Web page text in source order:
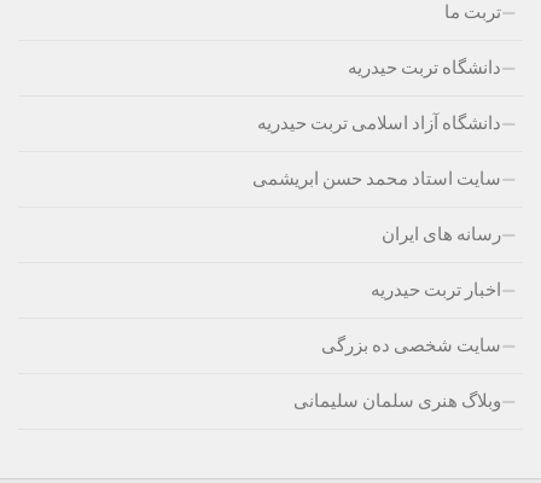
تربت ما
دانشگاه تربت حیدریه
دانشگاه آزاد اسلامی تربت حیدریه
سایت استاد محمد حسن ابریشمی
رسانه های ایران
اخبار تربت حیدریه
سایت شخصی ده بزرگی
وبلاگ هنری سلمان سلیمانی